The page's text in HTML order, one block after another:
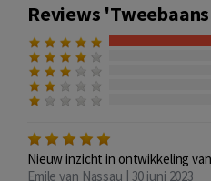
Reviews
Nieuw inzicht in ontwikkeling
Emile van Nassau | 30 juni 2023